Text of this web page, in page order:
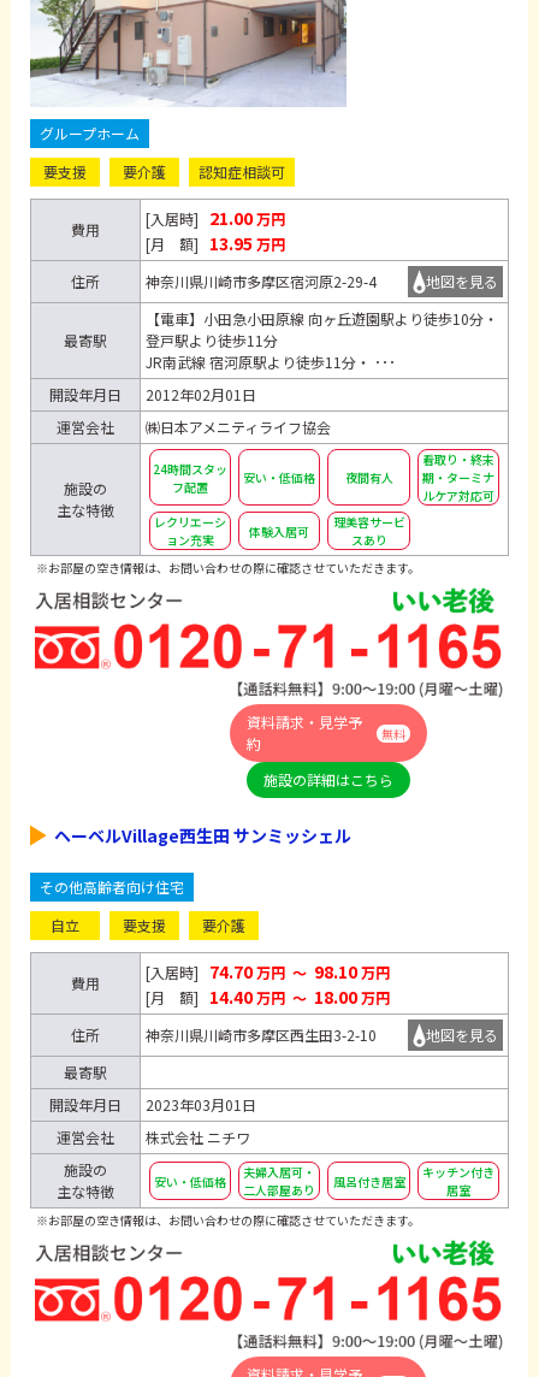
グループホーム
要支援
要介護 認知症相談可
費用
[入居時] 21.00万円
[月 額]
13.95万円
住所
神奈川県川崎市多摩区宿河原2-29-4 地図を見る
最寄駅
【電車】小田急小田原線 向ヶ丘遊園駅より徒歩10分・
登戸駅より徒歩11分
JR南武線 宿河原駅より徒歩11分・ ･･･
開設年月日
2012年02月01日
運営会社
㈱日本アメニティライフ協会
施設の
主な特徴
24時間スタッ
フ配置
安い・低価格 夜間有人
看取り・終末
期・ターミナ
ルケア対応可
レクリエーシ
ョン充実
体験入居可
理美容サービ
スあり
※お部屋の空き情報は、お問い合わせの際に確認させていただきます。
資料請求・見学予
約
無料
施設の詳細はこちら
ヘーベルVillage西生田 サンミッシェル
その他高齢者向け住宅
自立
要支援 要介護
費用
[入居時] 74.70万円 ～ 98.10万円
[月 額]
14.40万円 ～ 18.00万円
住所
神奈川県川崎市多摩区西生田3-2-10
地図を見る
最寄駅
開設年月日
2023年03月01日
運営会社
株式会社 ニチワ
施設の
主な特徴
安い・低価格
夫婦入居可・
二人部屋あり
風呂付き居室
キッチン付き
居室
※お部屋の空き情報は、お問い合わせの際に確認させていただきます。